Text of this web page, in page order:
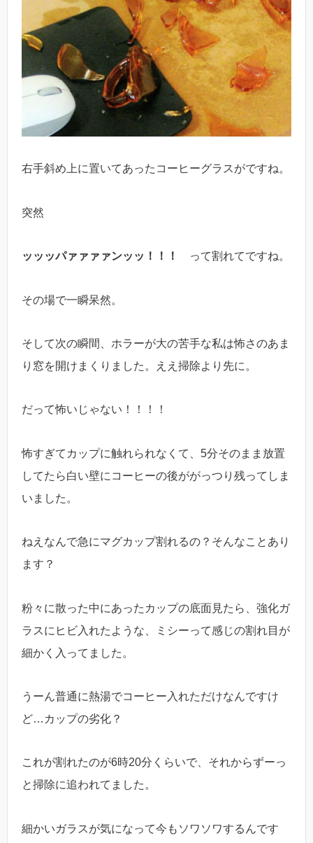
右手斜め上に置いてあったコーヒーグラスがですね。
突然
ッッッパァァァァンッッ！！！ って割れてですね。
その場で一瞬呆然。
そして次の瞬間、ホラーが大の苦手な私は怖さのあま
り窓を開けまくりました。ええ掃除より先に。
だって怖いじゃない！！！！
怖すぎてカップに触れられなくて、5分そのまま放置
してたら白い壁にコーヒーの後ががっつり残ってしま
いました。
ねえなんで急にマグカップ割れるの？そんなことあり
ます？
粉々に散った中にあったカップの底面見たら、強化ガ
ラスにヒビ入れたような、ミシーって感じの割れ目が
細かく入ってました。
うーん普通に熱湯でコーヒー入れただけなんですけ
ど…カップの劣化？
これが割れたのが6時20分くらいで、それからずーっ
と掃除に追われてました。
細かいガラスが気になって今もソワソワするんです